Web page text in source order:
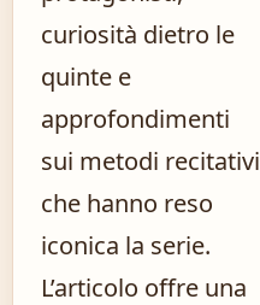
curiosità dietro le
quinte e
approfondimenti
sui metodi recitativi
che hanno reso
iconica la serie.
L’articolo offre una